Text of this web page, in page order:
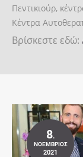
Πεντικιούρ,
Κέντρα
Βρίσκεστε εδώ:
8.
ΝΟΈΜΒΡΙΟΣ
2021